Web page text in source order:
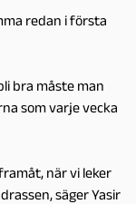
redan i första
bra måste man
som varje vecka
när vi leker
säger Yasir